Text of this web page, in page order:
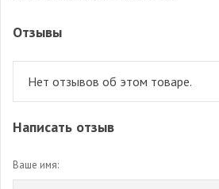
Отзывы
Нет отзывов об этом товаре.
Написать отзыв
Ваше имя: